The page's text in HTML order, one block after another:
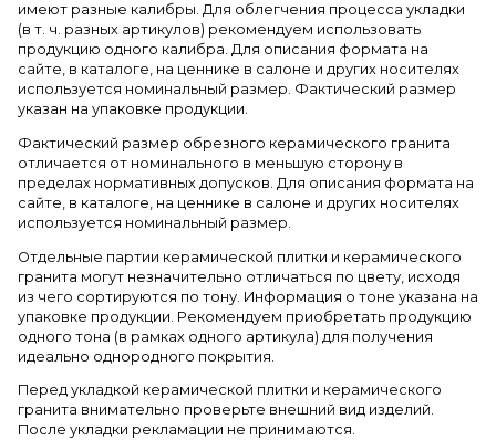
имеют разные калибры. Для облегчения процесса укладки
(в т. ч. разных артикулов) рекомендуем использовать
продукцию одного калибра. Для описания формата на
сайте, в каталоге, на ценнике в салоне и других носителях
используется номинальный размер. Фактический размер
указан на упаковке продукции.
Фактический размер обрезного керамического гранита
отличается от номинального в меньшую сторону в
пределах нормативных допусков. Для описания формата на
сайте, в каталоге, на ценнике в салоне и других носителях
используется номинальный размер.
Отдельные партии керамической плитки и керамического
гранита могут незначительно отличаться по цвету, исходя
из чего сортируются по тону. Информация о тоне указана на
упаковке продукции. Рекомендуем приобретать продукцию
одного тона (в рамках одного артикула) для получения
идеально однородного покрытия.
Перед укладкой керамической плитки и керамического
гранита внимательно проверьте внешний вид изделий.
После укладки рекламации не принимаются.